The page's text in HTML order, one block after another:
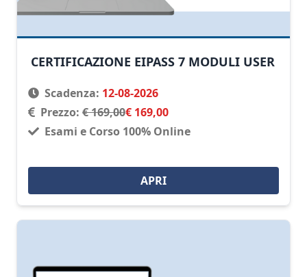
CERTIFICAZIONE EIPASS 7 MODULI USER
Scadenza: 12-08-2026
Prezzo: € 169,00€ 169,00
Esami e Corso 100% Online
APRI